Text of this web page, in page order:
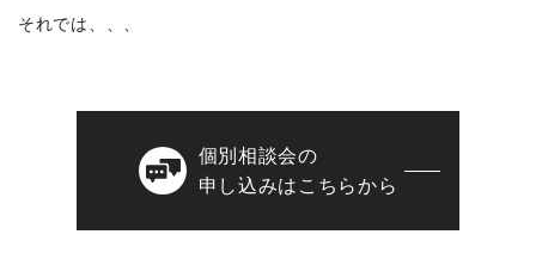
それでは、、、
個別相談会の
申し込みはこちらから